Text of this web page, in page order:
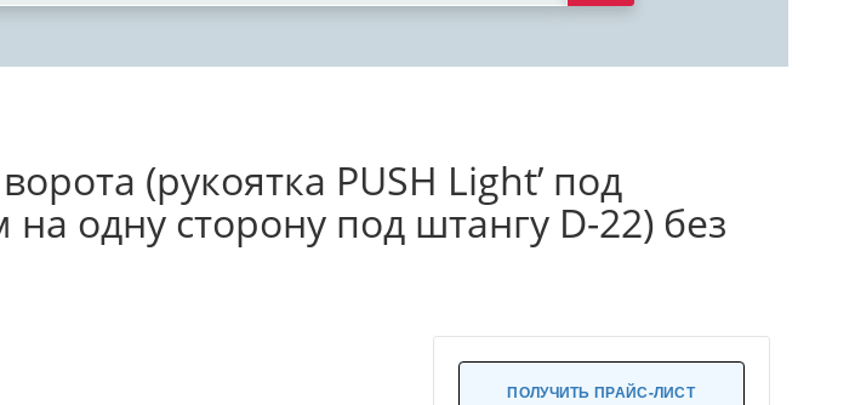
(рукоятка PUSH Light’ под
одну сторону под штангу D-22) без
ПОЛУЧИТЬ ПРАЙС-ЛИСТ